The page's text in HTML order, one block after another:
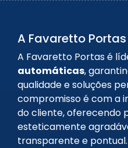
A Favaretto Portas
A Favaretto Portas é
automáticas,
qualidade e soluções
compromisso é com a
do cliente, oferecendo
esteticamente
transparente e pontual.